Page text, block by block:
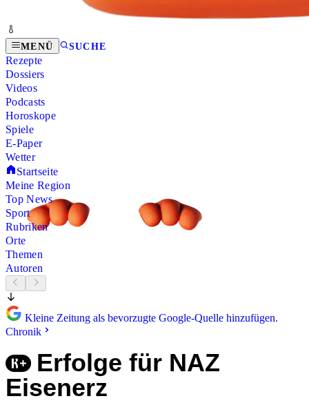
MENÜ SUCHE
Rezepte
Dossiers
Videos
Podcasts
Horoskope
Spiele
E-Paper
Wetter
Startseite
Meine Region
Top News
Sport
Rubriken
Orte
Themen
Autoren
Kleine Zeitung als bevorzugte Google-Quelle hinzufügen.
Chronik
Erfolge für NAZ
Eisenerz